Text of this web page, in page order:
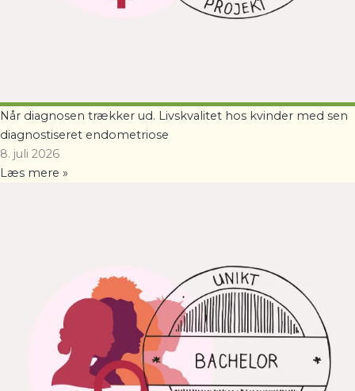
Når diagnosen trækker ud. Livskvalitet hos kvinder med sen
diagnostiseret endometriose
8. juli 2026
Læs mere »